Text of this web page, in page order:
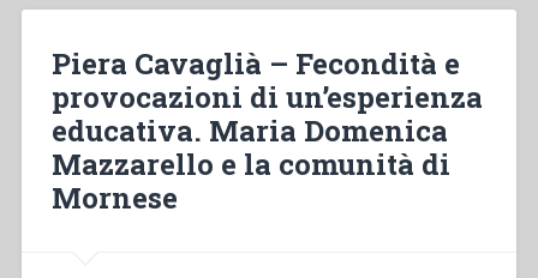
e
la
Formazione
Professionale
Femminile”
Piera Cavaglià – Fecondità e
provocazioni di un’esperienza
educativa. Maria Domenica
Mazzarello e la comunità di
Mornese